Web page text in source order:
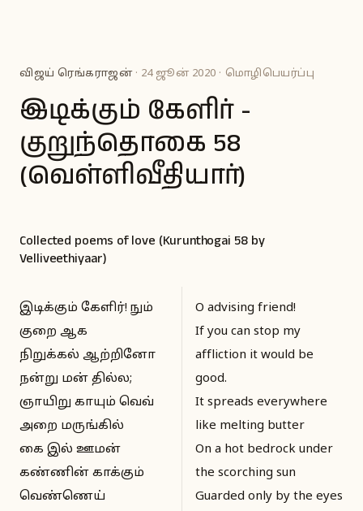
விஜய் ரெங்கராஜன்· 24 ஜூன் 2020 · மொழிபெயர்ப்பு
இடிக்கும் கேளிர் -
குறுந்தொகை 58
(வெள்ளிவீதியார்)
Collected poems of love (Kurunthogai 58 by
Velliveethiyaar)
இடிக்கும் கேளிர்! நும்
குறை ஆக
நிறுக்கல் ஆற்றினோ
நன்று மன் தில்ல;
ஞாயிறு காயும் வெவ்
அறை மருங்கில்
கை இல் ஊமன்
கண்ணின் காக்கும்
வெண்ணெய்
O advising friend!
If you can stop my
affliction it would be
good.
It spreads everywhere
like melting butter
On a hot bedrock under
the scorching sun
Guarded only by the eyes